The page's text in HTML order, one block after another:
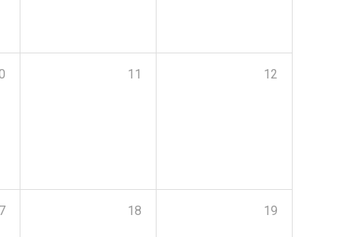
11 12
18 19